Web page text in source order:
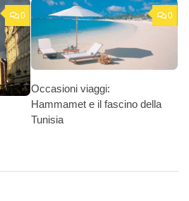
0 0
Occasioni viaggi:
Hammamet e il fascino della
Tunisia